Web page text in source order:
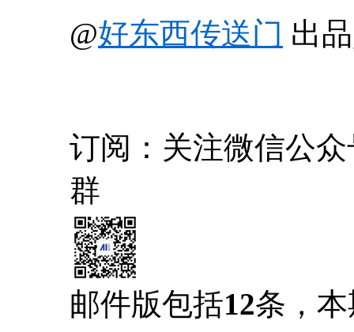
@好东西传送门 出
订阅：关注微信公
群
邮件版包括12条，